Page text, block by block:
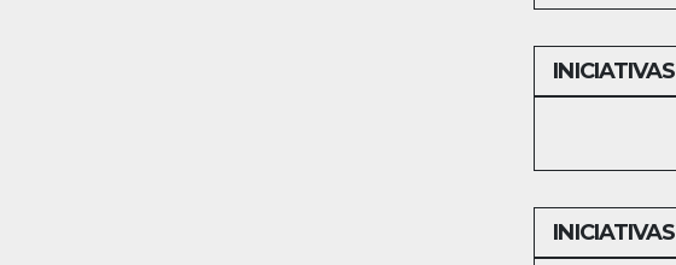
INICIATIVAS
INICIATIVAS